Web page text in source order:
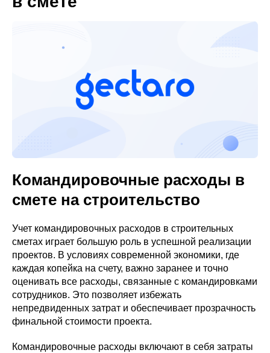
Командировочные расходы в
смете на строительство
Учет командировочных расходов в строительных
сметах играет большую роль в успешной реализации
проектов. В условиях современной экономики, где
каждая копейка на счету, важно заранее и точно
оценивать все расходы, связанные с командировками
сотрудников. Это позволяет избежать
непредвиденных затрат и обеспечивает прозрачность
финальной стоимости проекта.
Командировочные расходы включают в себя затраты